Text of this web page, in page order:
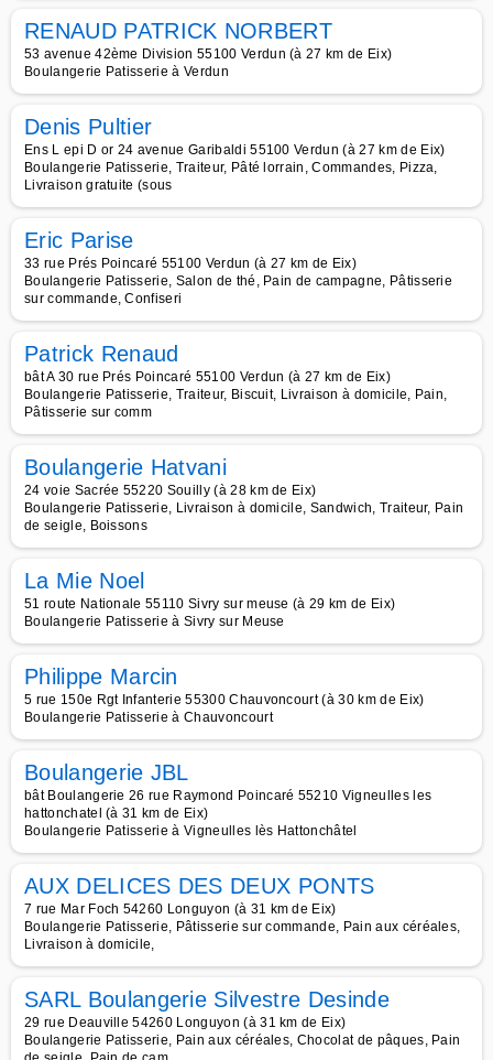
RENAUD PATRICK NORBERT
53 avenue 42ème Division 55100 Verdun (à 27 km de Eix)
Boulangerie Patisserie à Verdun
Denis Pultier
Ens L epi D or 24 avenue Garibaldi 55100 Verdun (à 27 km de Eix)
Boulangerie Patisserie, Traiteur, Pâté lorrain, Commandes, Pizza,
Livraison gratuite (sous
Eric Parise
33 rue Prés Poincaré 55100 Verdun (à 27 km de Eix)
Boulangerie Patisserie, Salon de thé, Pain de campagne, Pâtisserie
sur commande, Confiseri
Patrick Renaud
bât A 30 rue Prés Poincaré 55100 Verdun (à 27 km de Eix)
Boulangerie Patisserie, Traiteur, Biscuit, Livraison à domicile, Pain,
Pâtisserie sur comm
Boulangerie Hatvani
24 voie Sacrée 55220 Souilly (à 28 km de Eix)
Boulangerie Patisserie, Livraison à domicile, Sandwich, Traiteur, Pain
de seigle, Boissons
La Mie Noel
51 route Nationale 55110 Sivry sur meuse (à 29 km de Eix)
Boulangerie Patisserie à Sivry sur Meuse
Philippe Marcin
5 rue 150e Rgt Infanterie 55300 Chauvoncourt (à 30 km de Eix)
Boulangerie Patisserie à Chauvoncourt
Boulangerie JBL
bât Boulangerie 26 rue Raymond Poincaré 55210 Vigneulles les
hattonchatel (à 31 km de Eix)
Boulangerie Patisserie à Vigneulles lès Hattonchâtel
AUX DELICES DES DEUX PONTS
7 rue Mar Foch 54260 Longuyon (à 31 km de Eix)
Boulangerie Patisserie, Pâtisserie sur commande, Pain aux céréales,
Livraison à domicile,
SARL Boulangerie Silvestre Desinde
29 rue Deauville 54260 Longuyon (à 31 km de Eix)
Boulangerie Patisserie, Pain aux céréales, Chocolat de pâques, Pain